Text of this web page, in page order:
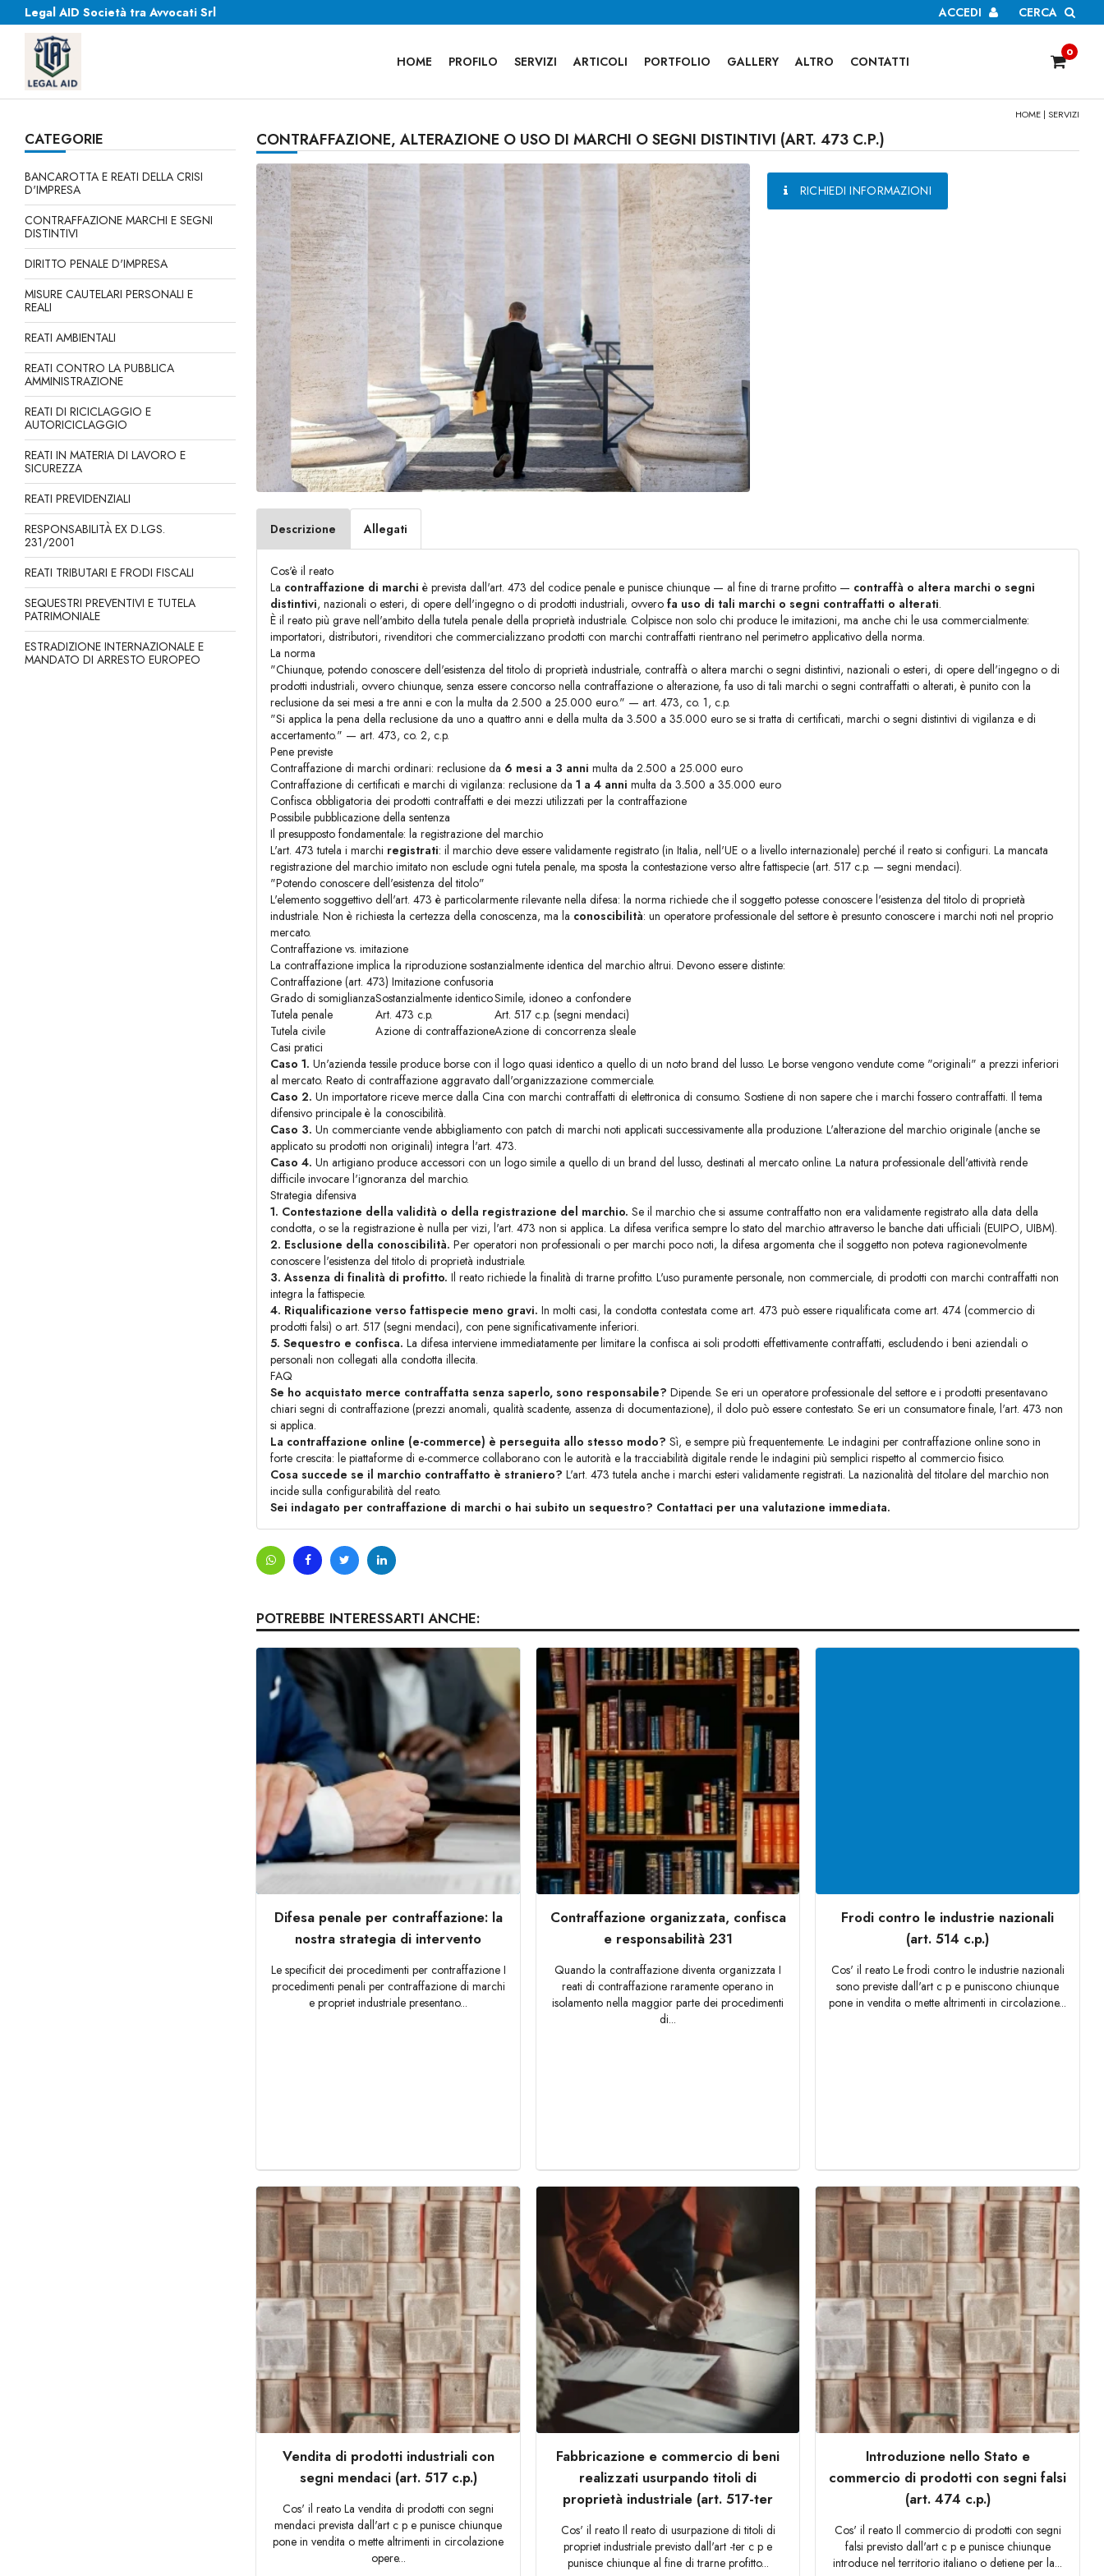
Legal AID Società tra Avvocati Srl CERCA
ACCEDI
HOME PROFILO SERVIZI ARTICOLI PORTFOLIO GALLERY ALTRO CONTATTI
0
HOME | SERVIZI
CATEGORIE
BANCAROTTA E REATI DELLA CRISI
D'IMPRESA
CONTRAFFAZIONE MARCHI E SEGNI
DISTINTIVI
DIRITTO PENALE D'IMPRESA
MISURE CAUTELARI PERSONALI E
REALI
REATI AMBIENTALI
REATI CONTRO LA PUBBLICA
AMMINISTRAZIONE
REATI DI RICICLAGGIO E
AUTORICICLAGGIO
REATI IN MATERIA DI LAVORO E
SICUREZZA
REATI PREVIDENZIALI
RESPONSABILITÀ EX D.LGS.
231/2001
REATI TRIBUTARI E FRODI FISCALI
SEQUESTRI PREVENTIVI E TUTELA
PATRIMONIALE
ESTRADIZIONE INTERNAZIONALE E
MANDATO DI ARRESTO EUROPEO
CONTRAFFAZIONE, ALTERAZIONE O USO DI MARCHI O SEGNI DISTINTIVI (ART. 473 C.P.)
RICHIEDI INFORMAZIONI
Descrizione Allegati
Cos'è il reato
La contraffazione di marchi è prevista dall'art. 473 del codice penale e punisce chiunque — al fine di trarne profitto — contraffà o altera marchi o segni
distintivi, nazionali o esteri, di opere dell'ingegno o di prodotti industriali, ovverofa uso di tali marchi o segni contraffatti o alterati.
È il reato più grave nell'ambito della tutela penale della proprietà industriale. Colpisce non solo chi produce le imitazioni, ma anche chi le usa commercialmente:
importatori, distributori, rivenditori che commercializzano prodotti con marchi contraffatti rientrano nel perimetro applicativo della norma.
La norma
"Chiunque, potendo conoscere dell'esistenza del titolo di proprietà industriale, contraffà o altera marchi o segni distintivi, nazionali o esteri, di opere dell'ingegno o di
prodotti industriali, ovvero chiunque, senza essere concorso nella contraffazione o alterazione, fa uso di tali marchi o segni contraffatti o alterati, è punito con la
reclusione da sei mesi a tre anni e con la multa da 2.500 a 25.000 euro." — art. 473, co. 1, c.p.
"Si applica la pena della reclusione da uno a quattro anni e della multa da 3.500 a 35.000 euro se si tratta di certificati, marchi o segni distintivi di vigilanza e di
accertamento." — art. 473, co. 2, c.p.
Pene previste
Contraffazione di marchi ordinari: reclusione da 6 mesi a 3 anni multa da 2.500 a 25.000 euro
Contraffazione di certificati e marchi di vigilanza: reclusione da1 a 4 anni multa da 3.500 a 35.000 euro
Confisca obbligatoria dei prodotti contraffatti e dei mezzi utilizzati per la contraffazione
Possibile pubblicazione della sentenza
Il presupposto fondamentale: la registrazione del marchio
L'art. 473 tutela i marchi registrati: il marchio deve essere validamente registrato (in Italia, nell'UE o a livello internazionale) perché il reato si configuri. La mancata
registrazione del marchio imitato non esclude ogni tutela penale, ma sposta la contestazione verso altre fattispecie (art. 517 c.p. — segni mendaci).
"Potendo conoscere dell'esistenza del titolo"
L'elemento soggettivo dell'art. 473 è particolarmente rilevante nella difesa: la norma richiede che il soggetto potesse conoscere l'esistenza del titolo di proprietà
industriale. Non è richiesta la certezza della conoscenza, ma la conoscibilità: un operatore professionale del settore è presunto conoscere i marchi noti nel proprio
mercato.
Contraffazione vs. imitazione
La contraffazione implica la riproduzione sostanzialmente identica del marchio altrui. Devono essere distinte:
Contraffazione (art. 473) Imitazione confusoria
Grado di somiglianzaSostanzialmente identicoSimile, idoneo a confondere
Tutela penale
Art. 473 c.p.
Art. 517 c.p. (segni mendaci)
Tutela civile
Azione di contraffazioneAzione di concorrenza sleale
Casi pratici
Caso 1. Un'azienda tessile produce borse con il logo quasi identico a quello di un noto brand del lusso. Le borse vengono vendute come "originali" a prezzi inferiori
al mercato. Reato di contraffazione aggravato dall'organizzazione commerciale.
Caso 2. Un importatore riceve merce dalla Cina con marchi contraffatti di elettronica di consumo. Sostiene di non sapere che i marchi fossero contraffatti. Il tema
difensivo principale è la conoscibilità.
Caso 3. Un commerciante vende abbigliamento con patch di marchi noti applicati successivamente alla produzione. L'alterazione del marchio originale (anche se
applicato su prodotti non originali) integra l'art. 473.
Caso 4. Un artigiano produce accessori con un logo simile a quello di un brand del lusso, destinati al mercato online. La natura professionale dell'attività rende
difficile invocare l'ignoranza del marchio.
Strategia difensiva
1. Contestazione della validità o della registrazione del marchio. Se il marchio che si assume contraffatto non era validamente registrato alla data della
condotta, o se la registrazione è nulla per vizi, l'art. 473 non si applica. La difesa verifica sempre lo stato del marchio attraverso le banche dati ufficiali (EUIPO, UIBM).
2. Esclusione della conoscibilità. Per operatori non professionali o per marchi poco noti, la difesa argomenta che il soggetto non poteva ragionevolmente
conoscere l'esistenza del titolo di proprietà industriale.
3. Assenza di finalità di profitto. Il reato richiede la finalità di trarne profitto. L'uso puramente personale, non commerciale, di prodotti con marchi contraffatti non
integra la fattispecie.
4. Riqualificazione verso fattispecie meno gravi. In molti casi, la condotta contestata come art. 473 può essere riqualificata come art. 474 (commercio di
prodotti falsi) o art. 517 (segni mendaci), con pene significativamente inferiori.
5. Sequestro e confisca. La difesa interviene immediatamente per limitare la confisca ai soli prodotti effettivamente contraffatti, escludendo i beni aziendali o
personali non collegati alla condotta illecita.
FAQ
Se ho acquistato merce contraffatta senza saperlo, sono responsabile? Dipende. Se eri un operatore professionale del settore e i prodotti presentavano
chiari segni di contraffazione (prezzi anomali, qualità scadente, assenza di documentazione), il dolo può essere contestato. Se eri un consumatore finale, l'art. 473 non
si applica.
La contraffazione online (e-commerce) è perseguita allo stesso modo? Sì, e sempre più frequentemente. Le indagini per contraffazione online sono in
forte crescita: le piattaforme di e-commerce collaborano con le autorità e la tracciabilità digitale rende le indagini più semplici rispetto al commercio fisico.
Cosa succede se il marchio contraffatto è straniero? L'art. 473 tutela anche i marchi esteri validamente registrati. La nazionalità del titolare del marchio non
incide sulla configurabilità del reato.
Sei indagato per contraffazione di marchi o hai subito un sequestro? Contattaci per una valutazione immediata.
POTREBBE INTERESSARTI ANCHE:
Difesa penale per contraffazione: la
nostra strategia di intervento
Le specificit dei procedimenti per contraffazione I
procedimenti penali per contraffazione di marchi
e propriet industriale presentano...
Contraffazione organizzata, confisca
e responsabilità 231
Quando la contraffazione diventa organizzata I
reati di contraffazione raramente operano in
isolamento nella maggior parte dei procedimenti
di...
Frodi contro le industrie nazionali
(art. 514 c.p.)
Cos' il reato Le frodi contro le industrie nazionali
sono previste dall'art c p e puniscono chiunque
pone in vendita o mette altrimenti in circolazione...
Vendita di prodotti industriali con
segni mendaci (art. 517 c.p.)
Cos' il reato La vendita di prodotti con segni
mendaci prevista dall'art c p e punisce chiunque
pone in vendita o mette altrimenti in circolazione
opere...
Fabbricazione e commercio di beni
realizzati usurpando titoli di
proprietà industriale (art. 517-ter
Cos' il reato Il reato di usurpazione di titoli di
propriet industriale previsto dall'art -ter c p e
punisce chiunque al fine di trarne profitto...
Introduzione nello Stato e
commercio di prodotti con segni falsi
(art. 474 c.p.)
Cos' il reato Il commercio di prodotti con segni
falsi previsto dall'art c p e punisce chiunque
introduce nel territorio italiano o detiene per la...